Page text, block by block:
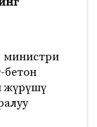
министри
бетон
жүрүшү